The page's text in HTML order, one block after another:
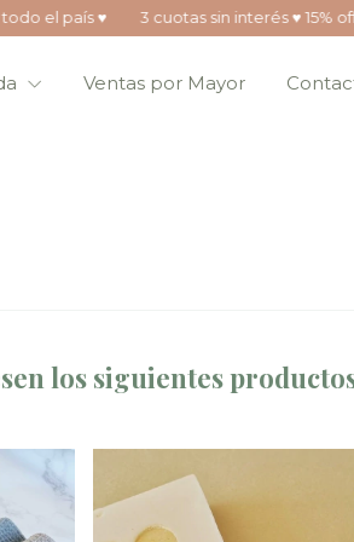
país ♥ 3 cuotas sin interés ♥ 15% off con
Ventas por Mayor
los siguientes